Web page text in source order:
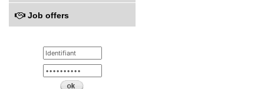
Job offers